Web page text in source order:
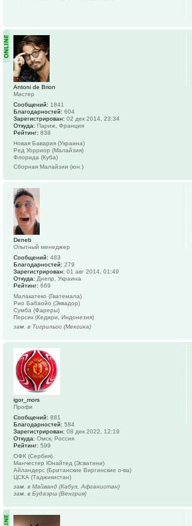
Antoni de Brion
Мастер
Сообщений: 1841
Благодарностей: 604
Зарегистрирован: 02 дек 2014, 23:34
Откуда: Париж, Франция
Рейтинг: 838
Новая Бавария (Украина)
Ред Уорриор (Малайзия)
Флорида (Куба)
Сборная Малайзии (юн.)
Deneb
Опытный менеджер
Сообщений: 483
Благодарностей: 279
Зарегистрирован: 01 авг 2014, 01:49
Откуда: Днепр, Украина
Рейтинг: 669
Малакатеко (Гватемала)
Рио Бабаойо (Эквадор)
Сумба (Фареры)
Персик (Кедири, Индонезия)
зам. в Тигрильос (Мексика)
igor_mors
Профи
Сообщений: 881
Благодарностей: 584
Зарегистрирован: 08 дек 2022, 12:19
Откуда: Омск, Россия
Рейтинг: 599
ОФК (Сербия)
Манчестер Юнайтед (Эсватини)
Айландерс (Британские Виргинские о-ва)
ЦСКА (Таджикистан)
зам. в Майванд (Кабул, Афганистан)
зам. в Будаэрш (Венгрия)